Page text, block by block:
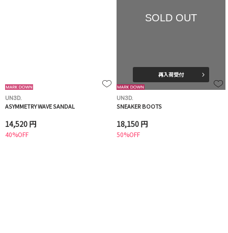
UN3D.
ASYMMETRY WAVE SANDAL
14,520 円
40%OFF
SOLD OUT
再入荷受付
UN3D.
SNEAKER BOOTS
18,150 円
50%OFF